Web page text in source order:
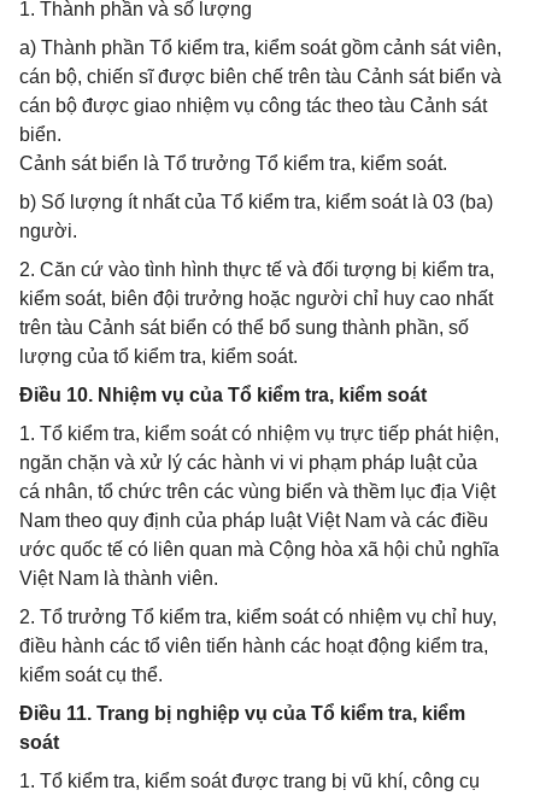
1. Thành phần và số lượng
a) Thành phần Tổ kiểm tra, kiểm soát gồm cảnh sát viên,
cán bộ, chiến sĩ được biên chế trên tàu Cảnh sát biển và
cán bộ được giao nhiệm vụ công tác theo tàu Cảnh sát
biển.
Cảnh sát biển là Tổ trưởng Tổ kiểm tra, kiểm soát.
b) Số lượng ít nhất của Tổ kiểm tra, kiểm soát là 03 (ba)
người.
2. Căn cứ vào tình hình thực tế và đối tượng bị kiểm tra,
kiểm soát, biên đội trưởng hoặc người chỉ huy cao nhất
trên tàu Cảnh sát biển có thể bổ sung thành phần, số
lượng của tổ kiểm tra, kiểm soát.
Điều 10. Nhiệm vụ của Tổ kiểm tra, kiểm soát
1. Tổ kiểm tra, kiểm soát có nhiệm vụ trực tiếp phát hiện,
ngăn chặn và xử lý các hành vi vi phạm pháp luật của
cá nhân, tổ chức trên các vùng biển và thềm lục địa Việt
Nam theo quy định của pháp luật Việt Nam và các điều
ước quốc tế có liên quan mà Cộng hòa xã hội chủ nghĩa
Việt Nam là thành viên.
2. Tổ trưởng Tổ kiểm tra, kiểm soát có nhiệm vụ chỉ huy,
điều hành các tổ viên tiến hành các hoạt động kiểm tra,
kiểm soát cụ thể.
Điều 11. Trang bị nghiệp vụ của Tổ kiểm tra, kiểm
soát
1. Tổ kiểm tra, kiểm soát được trang bị vũ khí, công cụ